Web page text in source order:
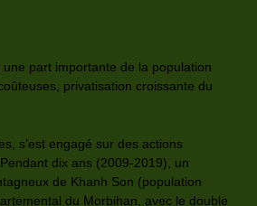
part importante de la population
privatisation croissante du
s’est engagé sur des actions
dix ans (2009-2019), un
de Khanh Son (population
du Morbihan, avec le double